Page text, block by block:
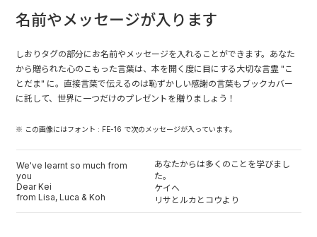
名前やメッセージが入ります
しおりタグの部分にお名前やメッセージを入れることができます。あなた
から贈られた心のこもった言葉は、本を開く度に目にする大切な言霊 "こ
とだま" に。直接言葉で伝えるのは恥ずかしい感謝の言葉もブックカバー
に託して、世界に一つだけのプレゼントを贈りましょう！
※ この画像にはフォント : FE-16 で次のメッセージが入っています。
We've learnt so much from
you
Dear Kei
from Lisa, Luca & Koh
あなたからは多くのことを学びまし
た。
ケイへ
リサとルカとコウより